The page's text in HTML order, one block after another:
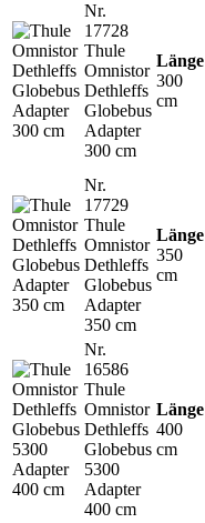
Nr.
17728
Thule
Omnistor
Dethleffs
Globebus
Adapter
300 cm
Länge
300
cm
Nr.
17729
Thule
Omnistor
Dethleffs
Globebus
Adapter
350 cm
Länge
350
cm
Nr.
16586
Thule
Omnistor
Dethleffs
Globebus
5300
Adapter
400 cm
Länge
400
cm